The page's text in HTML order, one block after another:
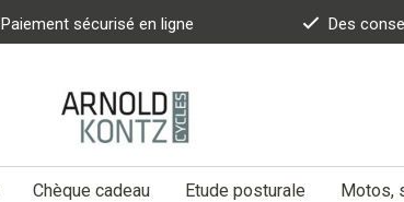
Paiement sécurisé en ligne Des
Chèque cadeau Etude posturale Motos,